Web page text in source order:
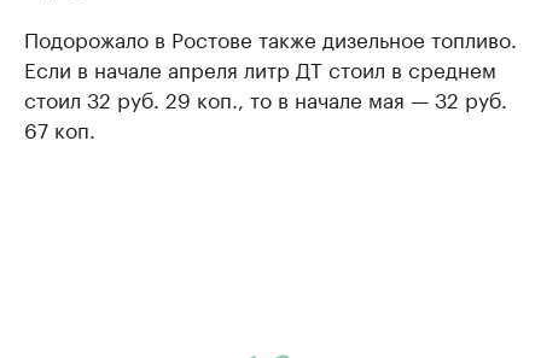
Подорожало в Ростове также дизельное топливо.
Если в начале апреля литр ДТ стоил в среднем
стоил 32 руб. 29 коп., то в начале мая — 32 руб.
67 коп.